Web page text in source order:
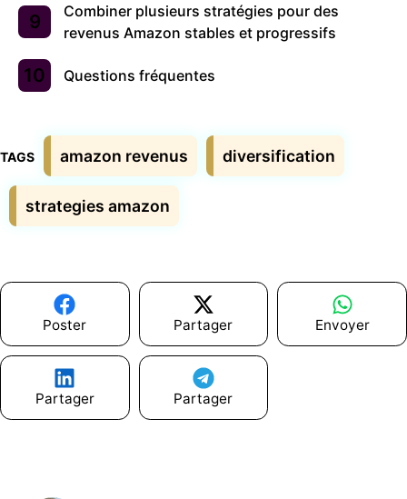
Combiner plusieurs stratégies pour des
revenus Amazon stables et progressifs
Questions fréquentes
Étiquettes
amazon revenus diversification
strategies amazon
Poster Partager Envoyer
Partager Partager